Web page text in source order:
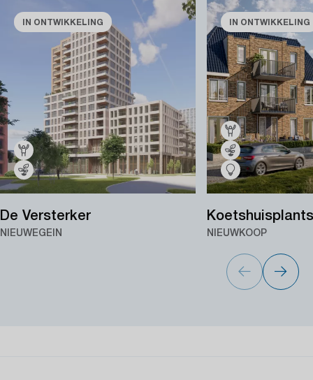
IN ONTWIKKELING
De Versterker
NIEUWEGEIN
IN ONTWIKKELING
NIEUWKOOP